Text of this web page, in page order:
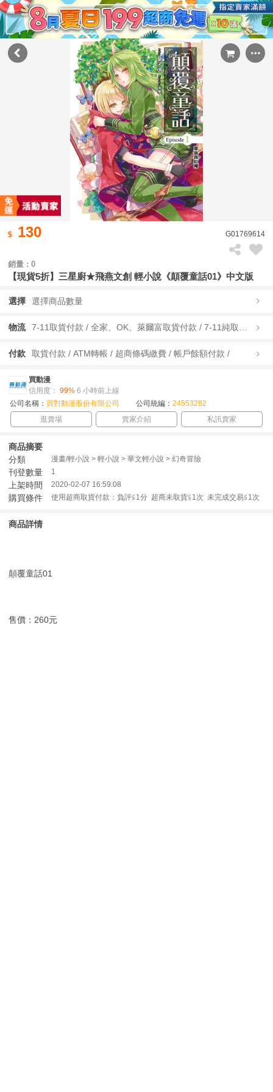
130 G01769614
銷量 : 0
【現貨5折】三星廚★飛燕文創 輕小說《顛覆童話01》中文版
選擇 選擇商品數量
物流
付款 取貨付款 / ATM轉帳 / 超商條碼繳費 / 帳戶餘額付款 /
買動漫
信用度： 99% 6 小時前上線
公司名稱： 買對動漫股份有限公司 公司統編： 24553282
逛賣場
賣家介紹 私訊賣家
商品摘要
分類
漫畫/輕小說 > 輕小說 > 華文輕小說 > 幻奇冒險
刊登數量 1
上架時間 2020-02-07 16:59:08
購買條件 使用超商取貨付款：負評≦1分 超商未取貨≦1次 未完成交易≦1次
商品詳情
顛覆童話01
售價：260元